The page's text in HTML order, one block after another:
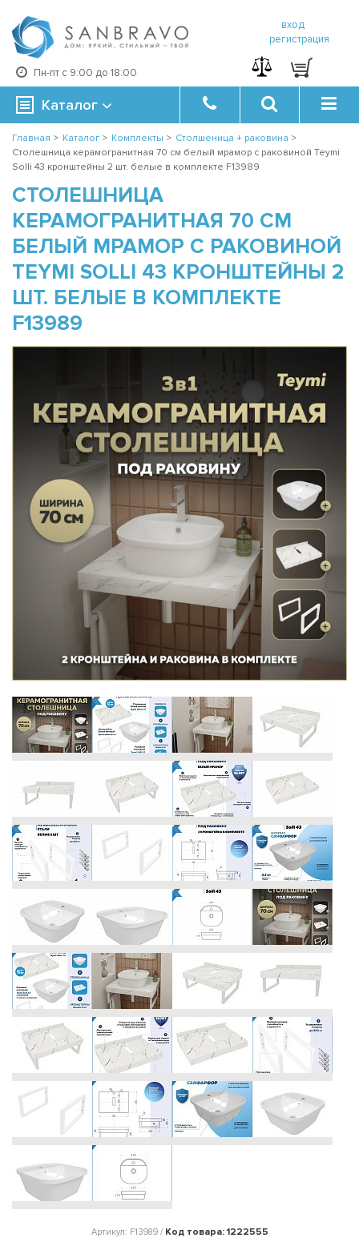
Пн-пт с 9:00 до 18:00
вход
регистрация
Каталог
Главная > Каталог > Комплекты > Столшеница + раковина >
Столешница керамогранитная 70 см белый мрамор с раковиной Teymi
Solli 43 кронштейны 2 шт. белые в комплекте F13989
СТОЛЕШНИЦА
КЕРАМОГРАНИТНАЯ 70 СМ
БЕЛЫЙ МРАМОР С РАКОВИНОЙ
TEYMI SOLLI 43 КРОНШТЕЙНЫ 2
ШТ. БЕЛЫЕ В КОМПЛЕКТЕ
F13989
Артикул: F13989 / Код товара: 1222555